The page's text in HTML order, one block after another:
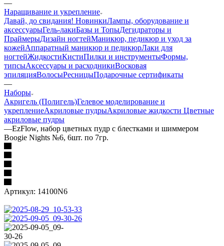
—
Наращивание и укрепление
Давай, до свидания! НовинкиЛампы, оборудование и
аксессуарыГель-лакиБазы и ТопыДегидраторы и
ПраймерыДизайн ногтейМаникюр, педикюр и уход за
кожейАппаратный маникюр и педикюрЛаки для
ногтейЖидкостиКистиПилки и инструментыФормы,
типсыАксессуары и расходникиВосковая
эпиляцияВолосыРесницыПодарочные сертификаты
—
Наборы
Акригель (Полигель)Гелевое моделирование и
укреплениеАкриловые пудрыАкриловые жидкости Цветные
акриловые пудры
—EzFlow, набор цветных пудр с блестками и шиммером
Boogie Nights №6, 6шт. по 7гр.
Артикул: 14100N6